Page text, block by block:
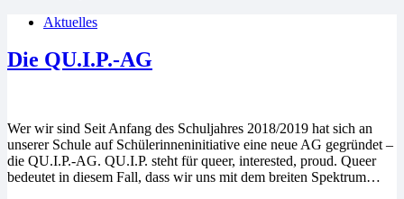
Aktuelles
Die QU.I.P.-AG
Wer wir sind Seit Anfang des Schuljahres 2018/2019 hat sich an
unserer Schule auf Schülerinneninitiative eine neue AG gegründet –
die QU.I.P.-AG. QU.I.P. steht für queer, interested, proud. Queer
bedeutet in diesem Fall, dass wir uns mit dem breiten Spektrum…